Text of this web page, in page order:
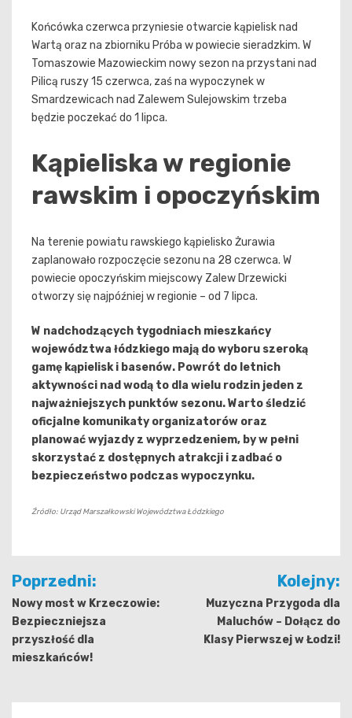
Końcówka czerwca przyniesie otwarcie kąpielisk nad
Wartą oraz na zbiorniku Próba w powiecie sieradzkim. W
Tomaszowie Mazowieckim nowy sezon na przystani nad
Pilicą ruszy 15 czerwca, zaś na wypoczynek w
Smardzewicach nad Zalewem Sulejowskim trzeba
będzie poczekać do 1 lipca.
Kąpieliska w regionie
rawskim i opoczyńskim
Na terenie powiatu rawskiego kąpielisko Żurawia
zaplanowało rozpoczęcie sezonu na 28 czerwca. W
powiecie opoczyńskim miejscowy Zalew Drzewicki
otworzy się najpóźniej w regionie – od 7 lipca.
W nadchodzących tygodniach mieszkańcy
województwa łódzkiego mają do wyboru szeroką
gamę kąpielisk i basenów. Powrót do letnich
aktywności nad wodą to dla wielu rodzin jeden z
najważniejszych punktów sezonu. Warto śledzić
oficjalne komunikaty organizatorów oraz
planować wyjazdy z wyprzedzeniem, by w pełni
skorzystać z dostępnych atrakcji i zadbać o
bezpieczeństwo podczas wypoczynku.
Źródło: Urząd Marszałkowski Województwa Łódzkiego
Nawigacja
wpisu
Poprzedni:
Nowy most w Krzeczowie:
Bezpieczniejsza
przyszłość dla
mieszkańców!
Kolejny:
Muzyczna Przygoda dla
Maluchów – Dołącz do
Klasy Pierwszej w Łodzi!